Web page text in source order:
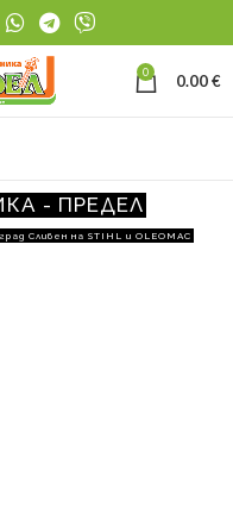
0 0.00€
- ПРЕДЕЛ
Сливен на STIHL и OLEOMAC